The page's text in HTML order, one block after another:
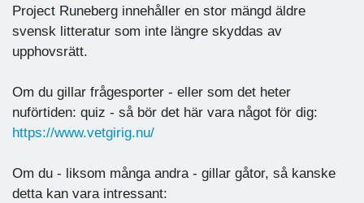
Project Runeberg innehåller en stor mängd äldre
svensk litteratur som inte längre skyddas av
upphovsrätt.
Om du gillar frågesporter - eller som det heter
nuförtiden: quiz - så bör det här vara något för dig:
https://www.vetgirig.nu/
Om du - liksom många andra - gillar gåtor, så kanske
detta kan vara intressant: